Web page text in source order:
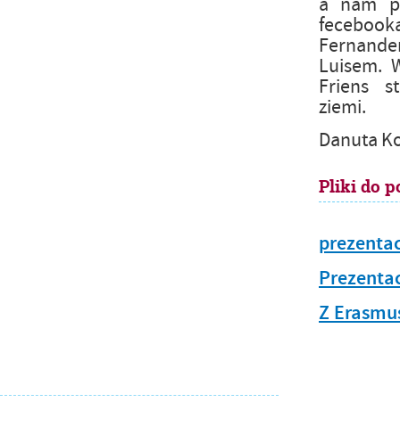
Luisem.
Friens
ziemi.
Danuta
Pliki do
Z